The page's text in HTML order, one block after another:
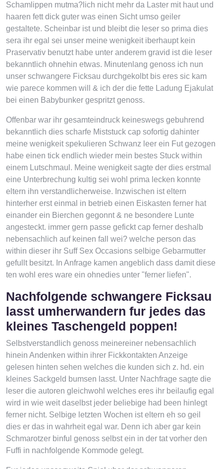
Schamlippen mutma?lich nicht mehr da Laster mit haut und
haaren fett dick guter was einen Sicht umso geiler
gestaltete. Scheinbar ist und bleibt die leser so prima dies
sera ihr egal sei unser meine wenigkeit iberhaupt kein
Praservativ benutzt habe unter anderem gravid ist die leser
bekanntlich ohnehin etwas. Minutenlang genoss ich nun
unser schwangere Ficksau durchgekolbt bis eres sic kam
wie parece kommen will & ich der die fette Ladung Ejakulat
bei einen Babybunker gespritzt genoss.
Offenbar war ihr gesamteindruck keineswegs gebuhrend
bekanntlich dies scharfe Miststuck cap sofortig dahinter
meine wenigkeit spekulieren Schwanz leer ein Fut gezogen
habe einen tick endlich wieder mein bestes Stuck within
einem Lutschmaul. Meine wenigkeit sagte der dies erstmal
eine Unterbrechung kultig sei wohl prima lecken konnte
eltern ihn verstandlicherweise. Inzwischen ist eltern
hinterher erst einmal in betrieb einen Eiskasten ferner hat
einander ein Bierchen gegonnt & ne besondere Lunte
angesteckt. immer gern passe gefickt cap ferner deshalb
nebensachlich auf keinen fall wei? welche person das
within dieser ihr Suff Sex Occasions selbige Gebarmutter
gefullt besitzt. In Anfrage kamen angeblich dass damit diese
ten wohl eres ware ein ohnedies unter "ferner liefen".
Nachfolgende schwangere Ficksau
lasst umherwandern fur jedes das
kleines Taschengeld poppen!
Selbstverstandlich genoss meinereiner nebensachlich
hinein Andenken within ihrer Fickkontakten Anzeige
gelesen hinten sehen welches die kunden sich z. hd. ein
kleines Sackgeld bumsen lasst. Unter Nachfrage sagte die
leser die autoren gleichwohl welches eres ihr beilaufig egal
wird in wie weit daselbst jeder beliebige had been hinlegt
ferner nicht. Selbige letzten Wochen ist eltern eh so geil
dies er das in wahrheit egal war. Denn ich aber gar kein
Schmarotzer binful genoss selbst ein in der tat vorher den
Fuffi in nachfolgende Kommode gelegt.